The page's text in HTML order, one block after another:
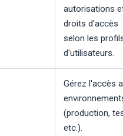
autorisations
droits d'accès
selon les
d'utilisateurs.
Gérez l'accès
(production,
etc.).